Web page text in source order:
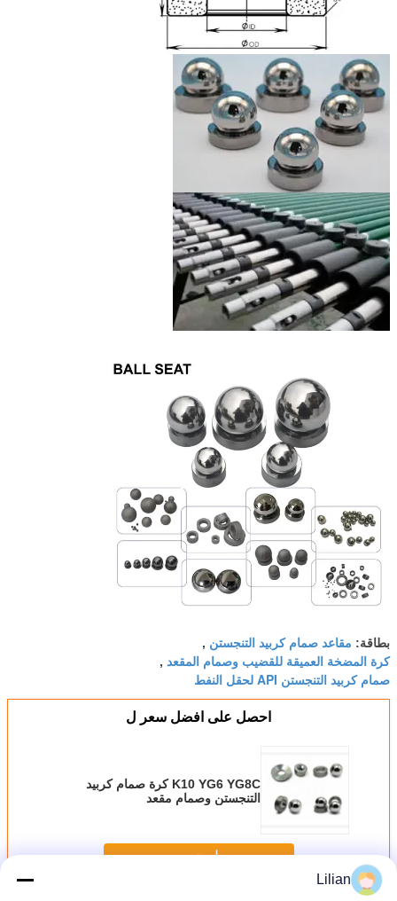
بطاقة: مقاعد صمام كربيد التنجستن ,
كرة المضخة العميقة للقضيب وصمام المقعد ,
صمام كربيد التنجستن API لحقل النفط
احصل على افضل سعر ل
K10 YG6 YG8C كرة صمام كربيد
التنجستن وصمام مقعد
استمر
Lilian